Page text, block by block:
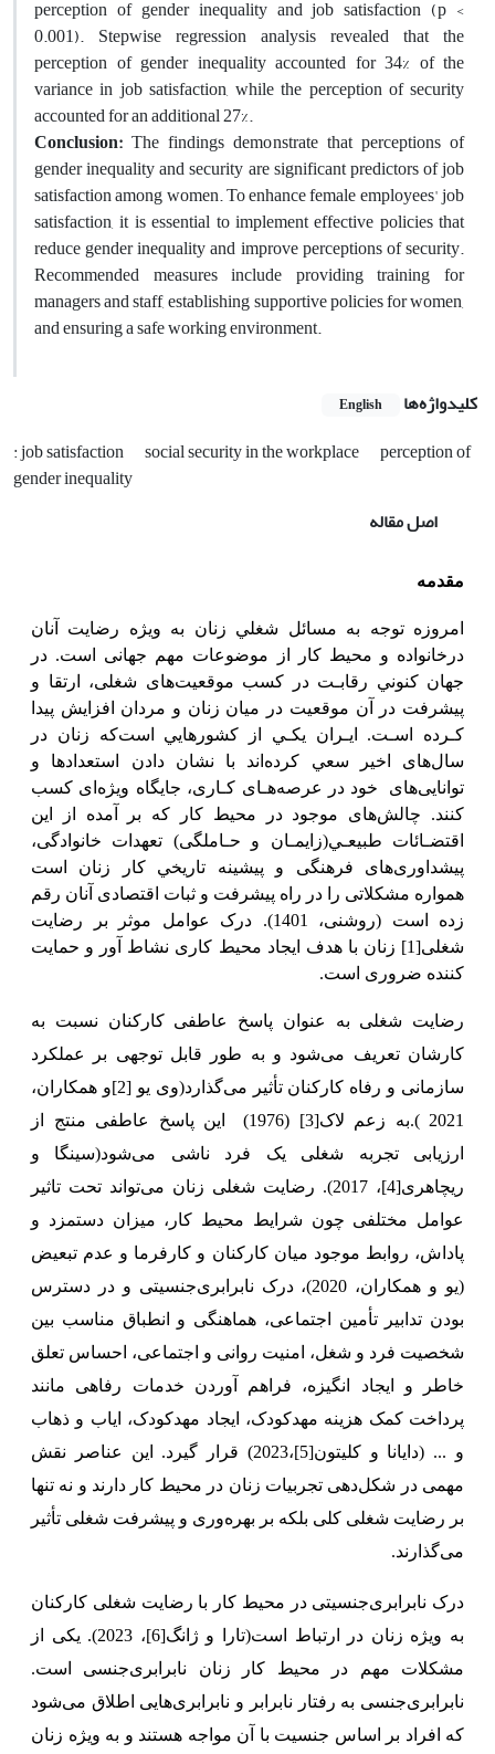
perception of gender inequality and job satisfaction (p <
0.001). Stepwise regression analysis revealed that the
perception of gender inequality accounted for 34% of the
variance in job satisfaction, while the perception of security
accounted for an additional 27%.
Conclusion: The findings demonstrate that perceptions of
gender inequality and security are significant predictors of job
satisfaction among women. To enhance female employees' job
satisfaction, it is essential to implement effective policies that
reduce gender inequality and improve perceptions of security.
Recommended measures include providing training for
managers and staff, establishing supportive policies for women,
and ensuring a safe working environment.
کلیدواژه‌ها English
: job satisfaction social security in the workplace
perception of
gender inequality
اصل مقاله
مقدمه
اﻣﺮوزه ﺗﻮﺟﻪ ﺑﻪ ﻣﺴﺎﺋﻞ ﺷﻐﻠﻲ زنان به ویژه رضایت آنان
درخانواده و ﻣﺤﻴﻂ ﻛﺎر از موضوعات مهم جهانی است. در
ﺟﻬﺎن ﻛﻨﻮﻧﻲ رﻗﺎﺑـﺖ در ﻛﺴﺐ موقعیت‌های شغلی، ارﺗﻘﺎ و
پیشرﻓﺖ در آن ﻣﻮﻗﻌﻴﺖ در ﻣﻴﺎن زﻧﺎن و ﻣﺮدان اﻓﺰاﻳﺶ پیدا
ﻛـﺮده اﺳـﺖ. اﻳـﺮان ﻳﻜـﻲ از ﻛﺸﻮرﻫﺎﻳﻲ اﺳﺖﻛﻪ زﻧﺎن در
سال‌های اﺧﻴﺮ ﺳﻌﻲ ﻛﺮده‌اﻧﺪ ﺑﺎ ﻧﺸﺎن دادن اﺳﺘﻌﺪادﻫﺎ و
توانایی‌های
ﺧﻮد در ﻋﺮﺻﻪﻫـﺎی ﻛـﺎری، جایگاه ویژه‌ای کسب
کنند. چالش‌های موجود در محیط کار که بر آمده از اﻳﻦ
اﻗﺘﻀـﺎﺋﺎت ﻃﺒﻴﻌـﻲ(زاﻳﻤـﺎن و ﺣـﺎملگی) ﺗﻌﻬﺪات ﺧﺎﻧﻮادگی،
پیشداوری‌های ﻓﺮهنگی و پیشینه ﺗﺎرﻳﺨﻲ کار زنان است
همواره مشکلاتی را در راه پیشرفت و ثبات اقتصادی آنان رقم
زده است (روشنی، 1401). درک عوامل موثر بر رضایت
شغلی[1] زنان با هدف ایجاد محیط کاری نشاط آور و حمایت
کننده ضروری است.
رضایت شغلی به عنوان پاسخ عاطفی کارکنان نسبت به
کارشان تعریف می‌شود و به طور قابل توجهی بر عملکرد
سازمانی و رفاه کارکنان تأثیر می‌گذارد(وی یو[2] و همکاران،
2021 ).به زعم
لاک[3]
(1976) این پاسخ عاطفی منتج
از
ارزیابی تجربه شغلی یک فرد ناشی می‌شود(سینگا و
ریچاهری[4]، 2017). ر
ضایت شغلی زنان می‌تواند تحت تاثیر
عوامل مختلفی چون شرایط محیط کار، میزان دستمزد و
پاداش، روابط موجود میان کارکنان و کارفرما و عدم تبعیض
(یو و همکاران، 2020
)، درک‌ نابرابری‌جنسیتی و در دسترس
بودن تدابیر تأمین اجتماعی، هماهنگی و انطباق مناسب بین
شخصیت فرد و شغل، امنیت روانی و اجتماعی، احساس تعلق
خاطر و ایجاد انگیزه، فراهم آوردن خدمات رفاهی مانند
پرداخت کمک هزینه مهدکودک، ایجاد مهدکودک، ایاب و ذهاب
و ... (دایانا و کلیتون[5]،2023) قرار گیرد.
این عناصر نقش
مهمی در شکل‌دهی تجربیات زنان در محیط کار دارند و نه تنها
بر رضایت شغلی کلی بلکه بر بهره‌وری و پیشرفت شغلی تأثیر
می‌گذارند.
درک‌ نابرابری‌جنسیتی در محیط کار با رضایت شغلی کارکنان
به ویژه زنان در ارتباط است(تارا و ژانگ[6]، 2023). یکی از
مشکلات مهم در محیط کار زنان نابرابری‌جنسی است.
نابرابری‌جنسی به رفتار نابرابر و نابرابری‌هایی اطلاق می‌شود
که افراد بر اساس جنسیت با آن مواجه هستند و به ویژه زنان